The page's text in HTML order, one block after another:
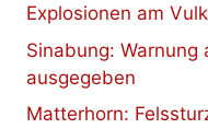
Explosionen am
Sinabung: Warnung
ausgegeben
Matterhorn: